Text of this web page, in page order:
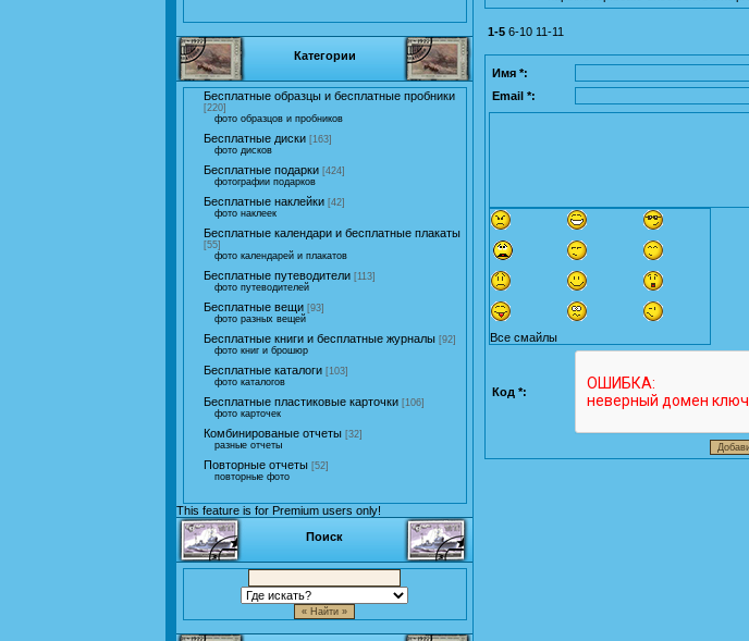
Категории
Бесплатные образцы и бесплатные пробники
[220]
фото образцов и пробников
Бесплатные диски [163]
фото дисков
Бесплатные подарки [424]
фотографии подарков
Бесплатные наклейки [42]
фото наклеек
Бесплатные календари и бесплатные плакаты
[55]
фото календарей и плакатов
Бесплатные путеводители [113]
фото путеводителей
Бесплатные вещи [93]
фото разных вещей
Бесплатные книги и бесплатные журналы [92]
фото книг и брошюр
Бесплатные каталоги [103]
фото каталогов
Бесплатные пластиковые карточки [106]
фото карточек
Комбинированые отчеты [32]
разные отчеты
Повторные отчеты [52]
повторные фото
This feature is for Premium users only!
Поиск
1-5 6-10 11-11
Имя *:
Email *:
Все смайлы
Код *: